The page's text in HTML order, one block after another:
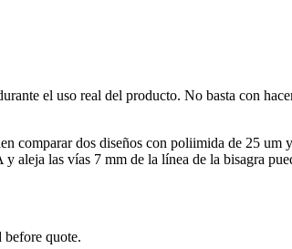
el uso real del producto. No basta con
comparar dos diseños con poliimida de 25
aleja las vías 7 mm de la línea de la bisagra
before quote.